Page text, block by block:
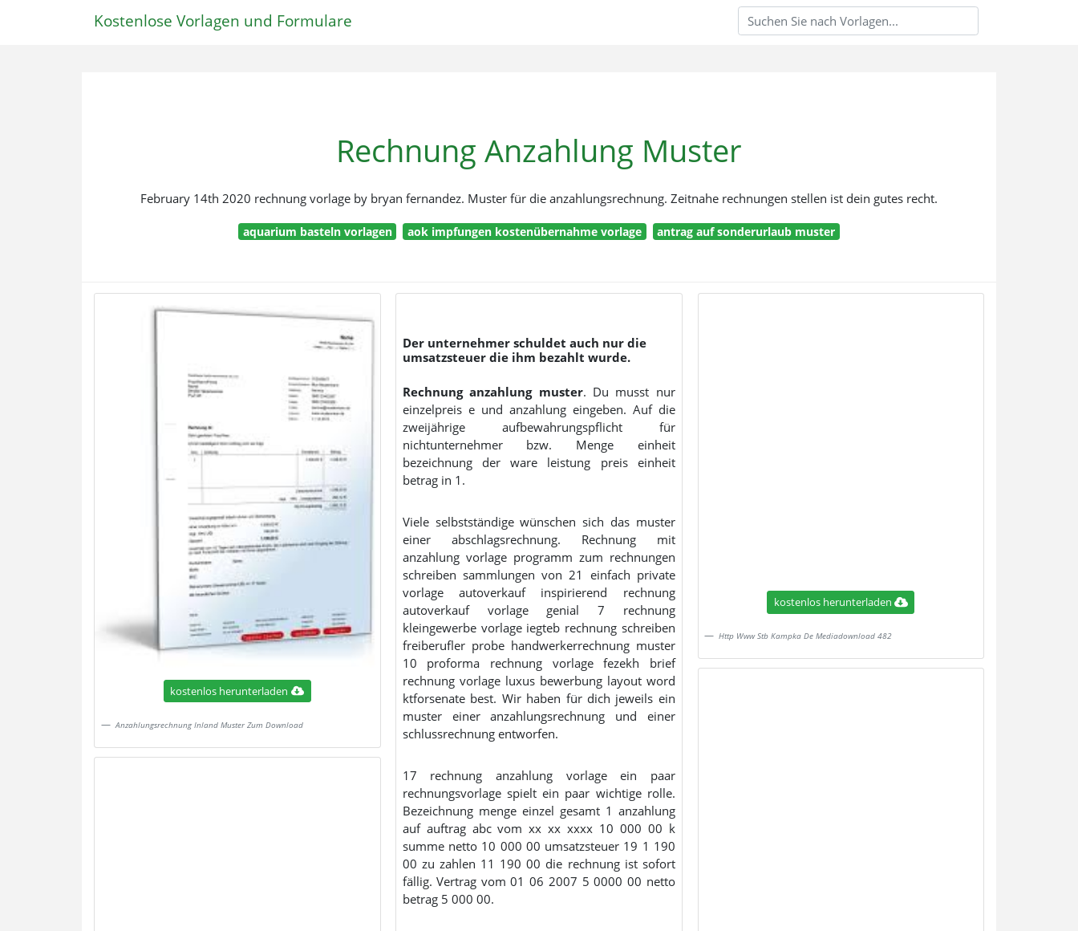
Kostenlose Vorlagen und Formulare
Rechnung Anzahlung Muster
February 14th 2020 rechnung vorlage by bryan fernandez. Muster für die anzahlungsrechnung. Zeitnahe rechnungen stellen ist dein gutes recht.
aquarium basteln vorlagen aok impfungen kostenübernahme vorlage antrag auf sonderurlaub muster
kostenlos herunterladen
Anzahlungsrechnung Inland Muster Zum Download
Der unternehmer schuldet auch nur die
umsatzsteuer die ihm bezahlt wurde.
Rechnung anzahlung muster. Du musst nur
einzelpreis e und anzahlung eingeben. Auf die
zweijährige aufbewahrungspflicht für
nichtunternehmer bzw. Menge einheit
bezeichnung der ware leistung preis einheit
betrag in 1.
Viele selbstständige wünschen sich das muster
einer abschlagsrechnung. Rechnung mit
anzahlung vorlage programm zum rechnungen
schreiben sammlungen von 21 einfach private
vorlage autoverkauf inspirierend rechnung
autoverkauf vorlage genial 7 rechnung
kleingewerbe vorlage iegteb rechnung schreiben
freiberufler probe handwerkerrechnung muster
10 proforma rechnung vorlage fezekh brief
rechnung vorlage luxus bewerbung layout word
ktforsenate best. Wir haben für dich jeweils ein
muster einer anzahlungsrechnung und einer
schlussrechnung entworfen.
17 rechnung anzahlung vorlage ein paar
rechnungsvorlage spielt ein paar wichtige rolle.
Bezeichnung menge einzel gesamt 1 anzahlung
auf auftrag abc vom xx xx xxxx 10 000 00 k
summe netto 10 000 00 umsatzsteuer 19 1 190
00 zu zahlen 11 190 00 die rechnung ist sofort
fällig. Vertrag vom 01 06 2007 5 0000 00 netto
betrag 5 000 00.
kostenlos herunterladen
Http Www Stb Kampka De Mediadownload 482